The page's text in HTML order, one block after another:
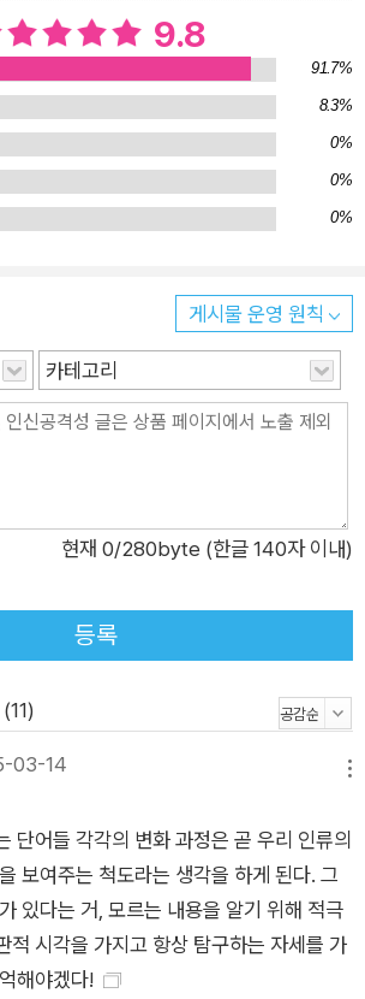
오랫동안 유럽에서는 개방형 간이 판매대
처럼 쉽게 마주치면서도 몰랐던 놀라운 역
시대를 풍미했지만 지금은 사라진 단어,
사상을 품고 있는 비속어 등 사연 많은 단
하고 오늘을 채워주며 내일의 나를 성숙하
아는 과
익숙하게 알고 있으면서도 아무런 의문 없
비밀을 알려주며 읽는 사람들을 놀라움에
서에도 실려 있어 우리에게 매우 익
<향수> 속 단어 ‘얼룩백이 황소’로 질문
소를 떠올리지만, 정답은 아니다. 정답은
이 질문과 대답을 통해 황희 정승의 이야
끌어내며 우리나라에 다양한 색의 소가 살
은 누런 소가 대부분을 차지하고 있는지 들
하는 데까지 이른다. 저자는 단어를
답 또한 귀띔한다. 서양에서 들어온 물건에
이야기하면서는 태극기 속 태극 문양을 설
군위신강, 부위부강, 부위자강의 개념을 들
다른 한 쪽의 존재를 전제로 하는 인간관계
다양한 나의 역할과 나를 둘러싼 관계에
계는 상호 의존적이라는 사실을 기억하라
다. 태어나고 성장하고 노쇠하며 끝내는 죽
9.8
91.7%
8.3%
0%
0%
0%
게시물 운영 원칙
카테고리
현재 0/280byte (한글 140자 이내)
등록
03-14
단어들 각각의 변화 과정은 곧 우리 인류의
보여주는 척도라는 생각을 하게 된다. 그
있다는 거, 모르는 내용을 알기 위해 적극
적 시각을 가지고 항상 탐구하는 자세를 가
해야겠다!